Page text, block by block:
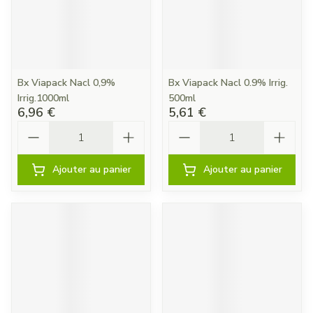
Bx Viapack Nacl 0,9%
Irrig.1000ml
6,96 €
Ajouter au panier
Bx Viapack Nacl 0.9% Irrig.
500ml
5,61 €
Ajouter au panier